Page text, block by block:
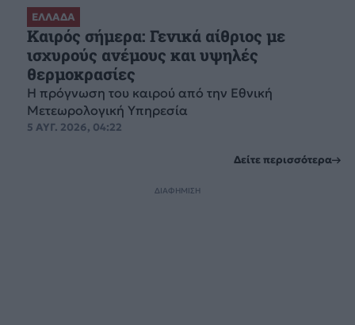
ΕΛΛΑΔΑ
Καιρός σήμερα: Γενικά αίθριος με
ισχυρούς ανέμους και υψηλές
θερμοκρασίες
Η πρόγνωση του καιρού από την Εθνική
Μετεωρολογική Υπηρεσία
5 ΑΥΓ. 2026, 04:22
Δείτε περισσότερα
ΔΙΑΦΗΜΙΣΗ